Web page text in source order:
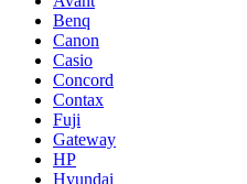
Benq
Canon
Casio
Concord
Contax
Fuji
Gateway
HP
Hyundai